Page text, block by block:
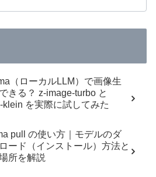
（ローカルLLM）で画像生
きる？ z-image-turbo と
klein を実際に試してみた
pull の使い方｜モデルのダ
ード（インストール）方法と
所を解説